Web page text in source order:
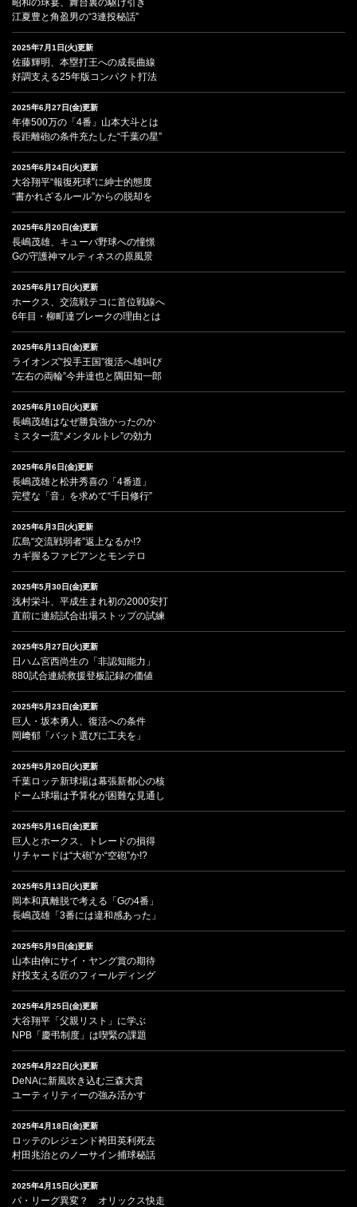
昭和の球宴、舞台裏の駆け引き
江夏豊と角盈男の“3連投秘話”
2025年7月1日(火)更新
佐藤輝明、本塁打王への成長曲線
好調支える25年版コンパクト打法
2025年6月27日(金)更新
年俸500万の「4番」山本大斗とは
長距離砲の条件充たした“千葉の星”
2025年6月24日(火)更新
大谷翔平“報復死球”に紳士的態度
“書かれざるルール”からの脱却を
2025年6月20日(金)更新
長嶋茂雄、キューバ野球への憧憬
Gの守護神マルティネスの原風景
2025年6月17日(火)更新
ホークス、交流戦テコに首位戦線へ
6年目・柳町達ブレークの理由とは
2025年6月13日(金)更新
ライオンズ“投手王国”復活へ雄叫び
“左右の両輪”今井達也と隅田知一郎
2025年6月10日(火)更新
長嶋茂雄はなぜ勝負強かったのか
ミスター流“メンタルトレ”の効力
2025年6月6日(金)更新
長嶋茂雄と松井秀喜の「4番道」
完璧な「音」を求めて“千日修行”
2025年6月3日(火)更新
広島“交流戦弱者”返上なるか!?
カギ握るファビアンとモンテロ
2025年5月30日(金)更新
浅村栄斗、平成生まれ初の2000安打
直前に連続試合出場ストップの試練
2025年5月27日(火)更新
日ハム宮西尚生の「非認知能力」
880試合連続救援登板記録の価値
2025年5月23日(金)更新
巨人・坂本勇人、復活への条件
岡﨑郁「バット選びに工夫を」
2025年5月20日(火)更新
千葉ロッテ新球場は幕張新都心の核
ドーム球場は予算化が困難な見通し
2025年5月16日(金)更新
巨人とホークス、トレードの損得
リチャードは“大砲”か“空砲”か!?
2025年5月13日(火)更新
岡本和真離脱で考える「Gの4番」
長嶋茂雄「3番には違和感あった」
2025年5月9日(金)更新
山本由伸にサイ・ヤング賞の期待
好投支える匠のフィールディング
2025年4月25日(金)更新
大谷翔平「父親リスト」に学ぶ
NPB「慶弔制度」は喫緊の課題
2025年4月22日(火)更新
DeNAに新風吹き込む三森大貴
ユーティリティーの強み活かす
2025年4月18日(金)更新
ロッテのレジェンド袴田英利死去
村田兆治とのノーサイン捕球秘話
2025年4月15日(火)更新
パ・リーグ異変？ オリックス快走